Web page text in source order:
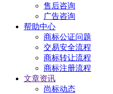
售后咨询
广告咨询
帮助中心
商标公证问题
交易安全流程
商标转让流程
商标注册流程
文章资讯
尚标动态